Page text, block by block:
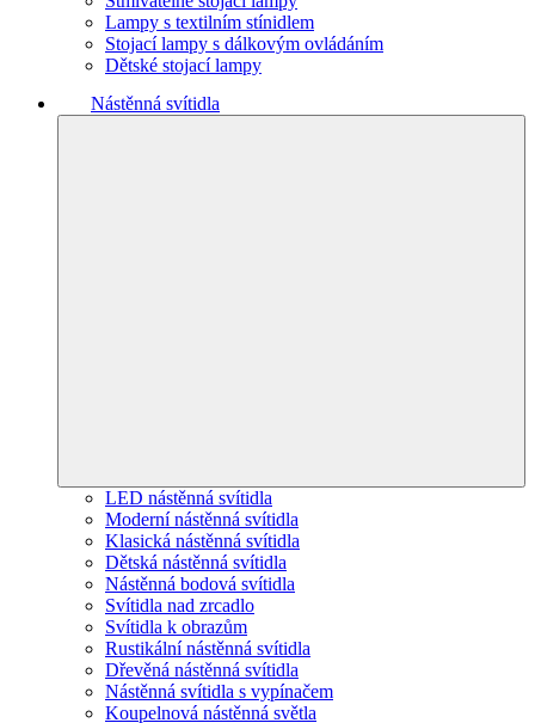
Lampy s textilním stínidlem
Stojací lampy s dálkovým ovládáním
Dětské stojací lampy
Nástěnná svítidla
LED nástěnná svítidla
Moderní nástěnná svítidla
Klasická nástěnná svítidla
Dětská nástěnná svítidla
Nástěnná bodová svítidla
Svítidla nad zrcadlo
Svítidla k obrazům
Rustikální nástěnná svítidla
Dřevěná nástěnná svítidla
Nástěnná svítidla s vypínačem
Koupelnová nástěnná světla